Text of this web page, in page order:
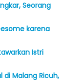
Seorang
karena
Istri
di Malang Ricuh,